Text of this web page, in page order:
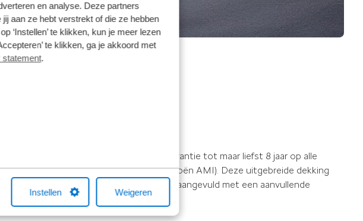
en analyse. Deze partners
aan ze hebt verstrekt of die ze hebben
‘Instellen’ te klikken, kun je meer lezen
te klikken, ga je akkoord met
statement.
Instellen Weigeren
profiteer je nu van een verlengde garantie tot maar liefst 8 jaar op alle
modellen (met uitzondering van de Citroën AMI). Deze uitgebreide dekking
de standaard fabrieksgarantie van 2 jaar, aangevuld met een aanvullende
van maximaal 6 jaar.